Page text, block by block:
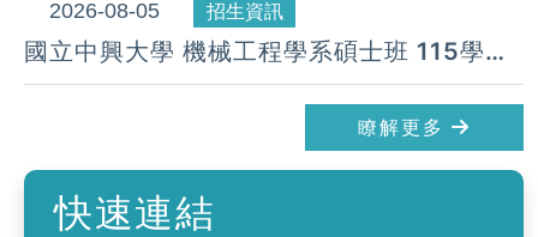
2026-08-05 招生資訊
國立中興大學 機械工程學系碩士班 115學年
度 第23梯次遞補公告( 08月 05日)
瞭解更多
快速連結